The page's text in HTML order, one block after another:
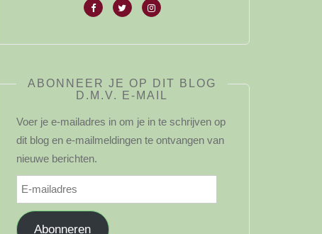
ABONNEER JE OP DIT BLOG
D.M.V. E-MAIL
Voer je e-mailadres in om je in te schrijven op
dit blog en e-mailmeldingen te ontvangen van
nieuwe berichten.
E-
mailadres
Abonneren